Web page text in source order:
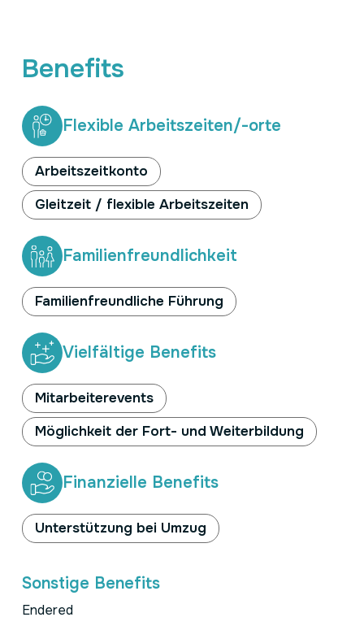
Benefits
Flexible Arbeitszeiten/-orte
Arbeitszeitkonto
Gleitzeit / flexible Arbeitszeiten
Familienfreundlichkeit
Familienfreundliche Führung
Vielfältige Benefits
Mitarbeiterevents
Möglichkeit der Fort- und Weiterbildung
Finanzielle Benefits
Unterstützung bei Umzug
Sonstige Benefits
Endered